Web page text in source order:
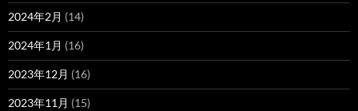
2024年2月 (14)
2024年1月 (16)
2023年12月 (16)
2023年11月 (15)